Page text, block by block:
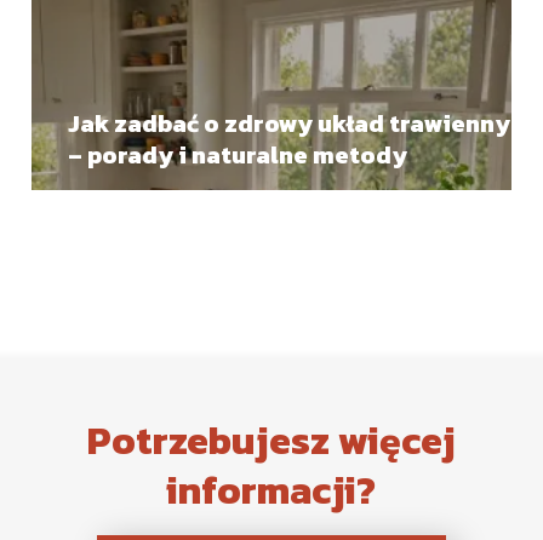
Jak zadbać o zdrowy układ trawienny
– porady i naturalne metody
Potrzebujesz więcej
informacji?